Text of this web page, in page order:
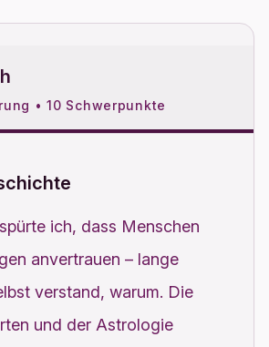
• 10 Schwerpunkte
ich, dass Menschen
anvertrauen – lange
verstand, warum. Die
und der Astrologie